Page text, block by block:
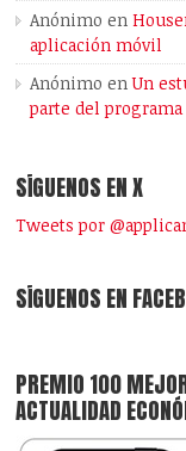
Anónimo en
aplicación móvil
Anónimo enUn
parte del
SÍGUENOS EN X
Tweets por
SÍGUENOS EN
PREMIO 100
ACTUALIDAD